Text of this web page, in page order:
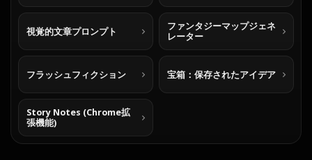
視覚的文章プロンプト
ファンタジーマップジェネ
レーター
フラッシュフィクション 宝箱：保存されたアイデア
Story Notes (Chrome拡
張機能)